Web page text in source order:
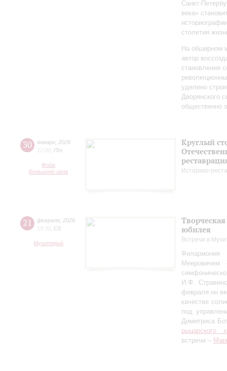
века»
столетия
На обширном
автор
становления
уделено
Дворянского
общественно
30 января 2026
Пт
Фойе
Большого зала
Круглый
Историко-
21 февраля 2026
18:30
Сб
Музиторий
юбилея
Встречи в
Мееровичем
И.Ф.
февраля он
качестве
под
Димитриса
рыцарского
встречи –